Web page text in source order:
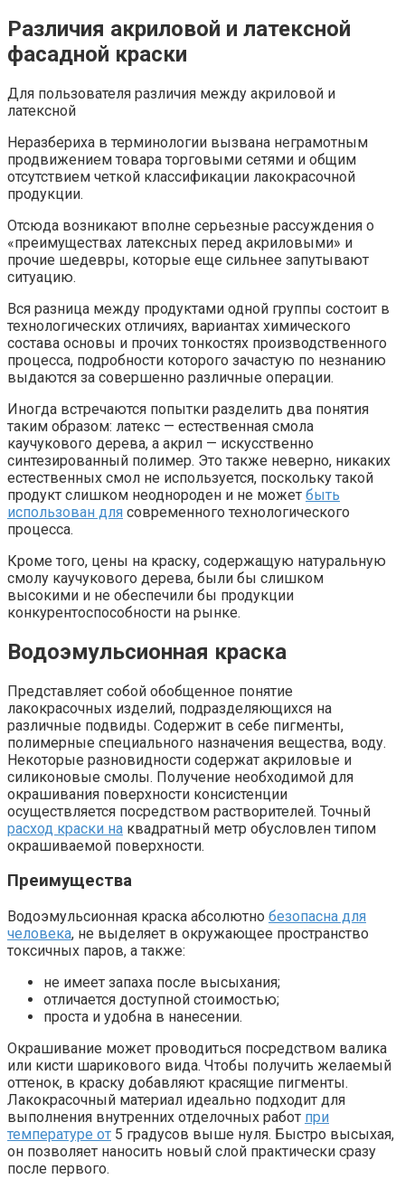
Различия акриловой и латексной
фасадной краски
Для пользователя различия между акриловой и
латексной
Неразбериха в терминологии вызвана неграмотным
продвижением товара торговыми сетями и общим
отсутствием четкой классификации лакокрасочной
продукции.
Отсюда возникают вполне серьезные рассуждения о
«преимуществах латексных перед акриловыми» и
прочие шедевры, которые еще сильнее запутывают
ситуацию.
Вся разница между продуктами одной группы состоит в
технологических отличиях, вариантах химического
состава основы и прочих тонкостях производственного
процесса, подробности которого зачастую по незнанию
выдаются за совершенно различные операции.
Иногда встречаются попытки разделить два понятия
таким образом: латекс — естественная смола
каучукового дерева, а акрил — искусственно
синтезированный полимер. Это также неверно, никаких
естественных смол не используется, поскольку такой
продукт слишком неоднороден и не может быть
использован для современного технологического
процесса.
Кроме того, цены на краску, содержащую натуральную
смолу каучукового дерева, были бы слишком
высокими и не обеспечили бы продукции
конкурентоспособности на рынке.
Водоэмульсионная краска
Представляет собой обобщенное понятие
лакокрасочных изделий, подразделяющихся на
различные подвиды. Содержит в себе пигменты,
полимерные специального назначения вещества, воду.
Некоторые разновидности содержат акриловые и
силиконовые смолы. Получение необходимой для
окрашивания поверхности консистенции
осуществляется посредством растворителей. Точный
расход краски на квадратный метр обусловлен типом
окрашиваемой поверхности.
Преимущества
Водоэмульсионная краска абсолютно безопасна для
человека, не выделяет в окружающее пространство
токсичных паров, а также:
не имеет запаха после высыхания;
отличается доступной стоимостью;
проста и удобна в нанесении.
Окрашивание может проводиться посредством валика
или кисти шарикового вида. Чтобы получить желаемый
оттенок, в краску добавляют красящие пигменты.
Лакокрасочный материал идеально подходит для
выполнения внутренних отделочных работ при
температуре от 5 градусов выше нуля. Быстро высыхая,
он позволяет наносить новый слой практически сразу
после первого.